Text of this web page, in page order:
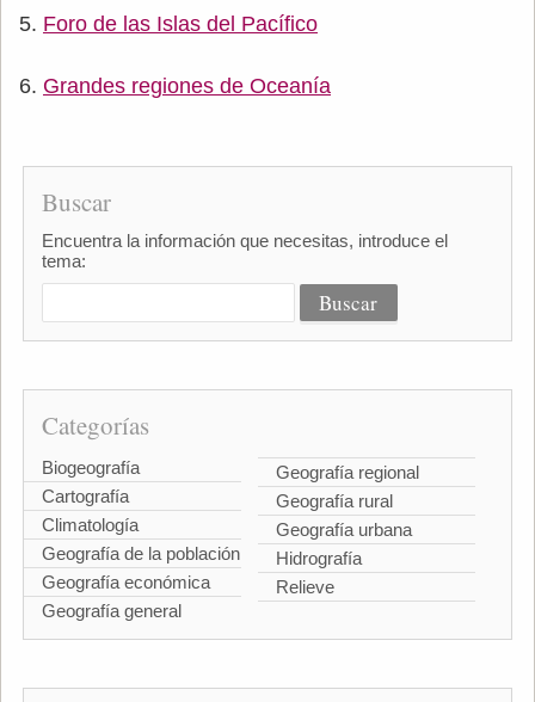
Foro de las Islas del Pacífico
Grandes regiones de Oceanía
Buscar
Encuentra la información que necesitas, introduce el
tema:
Categorías
Biogeografía
Cartografía
Climatología
Geografía de la población
Geografía económica
Geografía general
Geografía regional
Geografía rural
Geografía urbana
Hidrografía
Relieve